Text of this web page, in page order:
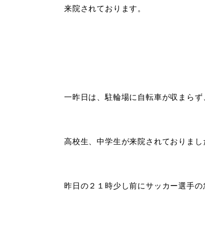
来院されております。
一昨日は、駐輪場に自転車が収まら
高校生、中学生が来院されておりまし
昨日の２１時少し前にサッカー選手の